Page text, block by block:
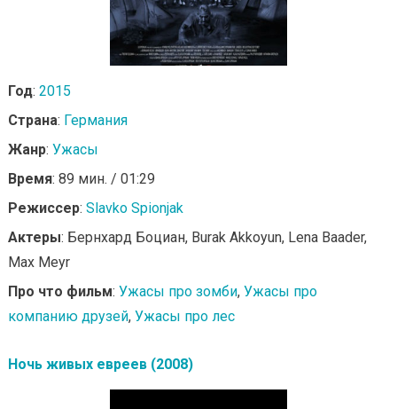
Год: 2015
Страна: Германия
Жанр: Ужасы
Время: 89 мин. / 01:29
Режиссер: Slavko Spionjak
Актеры: Бернхард Боциан, Burak Akkoyun, Lena Baader,
Max Meyr
Про что фильм: Ужасы про зомби, Ужасы про
компанию друзей, Ужасы про лес
Ночь живых евреев (2008)